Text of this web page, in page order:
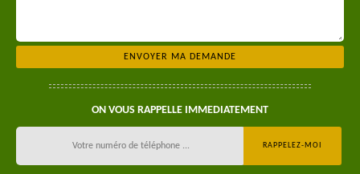
ON VOUS RAPPELLE IMMEDIATEMENT